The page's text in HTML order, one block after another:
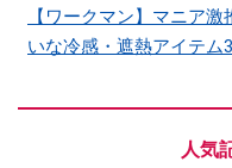
【ワークマン】マニア
いな冷感・遮熱アイテム